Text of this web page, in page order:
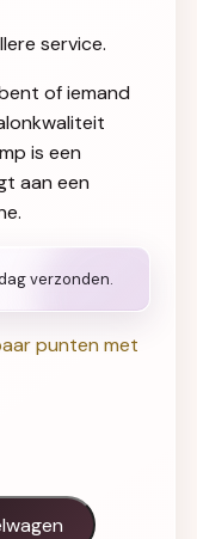
service.
of iemand
is een
aan een
verzonden.
punten met